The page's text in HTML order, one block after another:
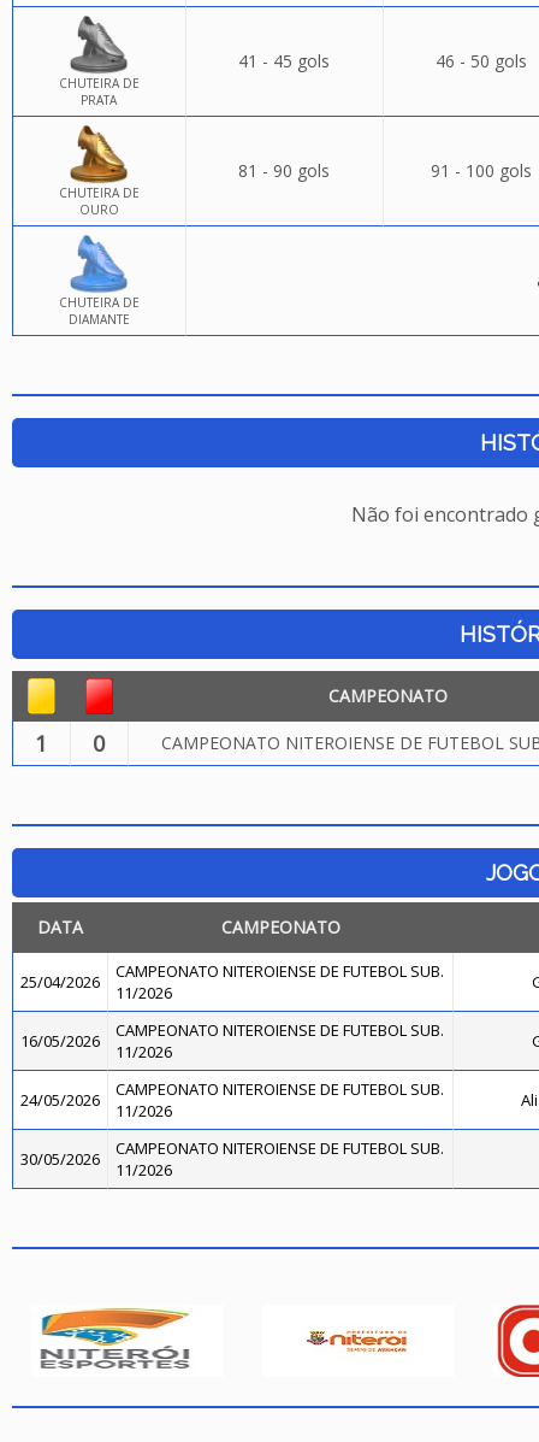
CHUTEIRA DE
PRATA
41 - 45 gols 46 - 50 gols
CHUTEIRA DE
OURO
81 - 90 gols 91 - 100 gols
CHUTEIRA DE
DIAMANTE
Não foi encontrado
CAMPEONATO
1 0 CAMPEONATO NITEROIENSE DE FUTEBOL
DATA CAMPEONATO
25/04/2026
CAMPEONATO NITEROIENSE DE FUTEBOL SUB.
11/2026
16/05/2026
CAMPEONATO NITEROIENSE DE FUTEBOL SUB.
11/2026
24/05/2026
CAMPEONATO NITEROIENSE DE FUTEBOL SUB.
11/2026
30/05/2026
CAMPEONATO NITEROIENSE DE FUTEBOL SUB.
11/2026